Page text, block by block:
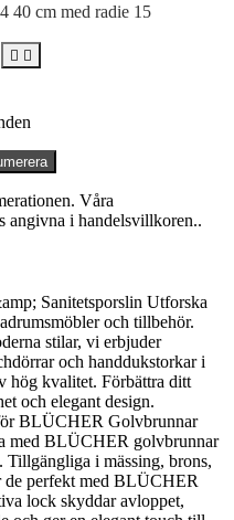
40 cm med radie 15
 
Våra
angivna i handelsvillkoren..
Sanitetsporslin Utforska
och tillbehör.
stilar, vi erbjuder
och handdukstorkar i
hög kvalitet. Förbättra ditt
och elegant design.
BLÜCHER Golvbrunnar
med BLÜCHER golvbrunnar
i mässing, brons,
de perfekt med BLÜCHER
lock skyddar avloppet,